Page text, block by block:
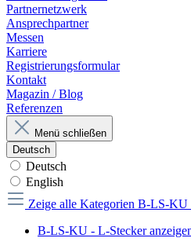
Partnernetzwerk
Ansprechpartner
Messen
Karriere
Registrierungsformular
Kontakt
Magazin / Blog
Referenzen
Menü schließen
Deutsch
Deutsch
English
Zeige alle Kategorien B-LS-KU
B-LS-KU - L-Stecker